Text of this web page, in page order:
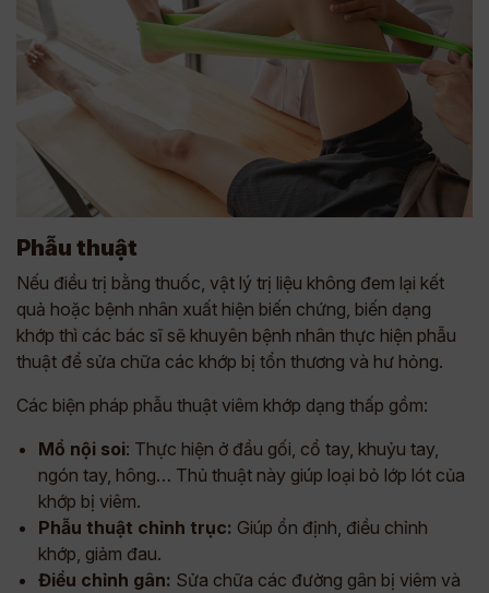
Phẫu thuật
Nếu điều trị bằng thuốc, vật lý trị liệu không đem lại kết
quả hoặc bệnh nhân xuất hiện biến chứng, biến dạng
khớp thì các bác sĩ sẽ khuyên bệnh nhân thực hiện phẫu
thuật để sửa chữa các khớp bị tổn thương và hư hỏng.
Các biện pháp phẫu thuật viêm khớp dạng thấp gồm:
Mổ nội soi: Thực hiện ở đầu gối, cổ tay, khuỷu tay,
ngón tay, hông… Thủ thuật này giúp loại bỏ lớp lót của
khớp bị viêm.
Phẫu thuật chỉnh trục: Giúp ổn định, điều chỉnh
khớp, giảm đau.
Điều chỉnh gân: Sửa chữa các đường gân bị viêm và